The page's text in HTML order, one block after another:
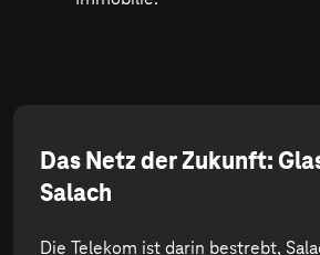
Das Netz der Zukunft:
Salach
Die Telekom ist darin bestrebt,